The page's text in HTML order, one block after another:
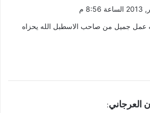
عمل جميل من صاحب الاسطبل الله يحزاه
العرجاني: